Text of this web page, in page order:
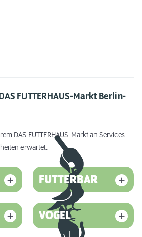
FUTTERHAUS-Markt Berlin-
DAS FUTTERHAUS-Markt an Services
erwartet.
FUTTERBAR
VOGEL